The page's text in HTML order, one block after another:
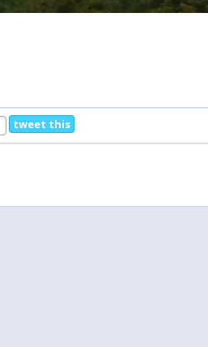
tweet this